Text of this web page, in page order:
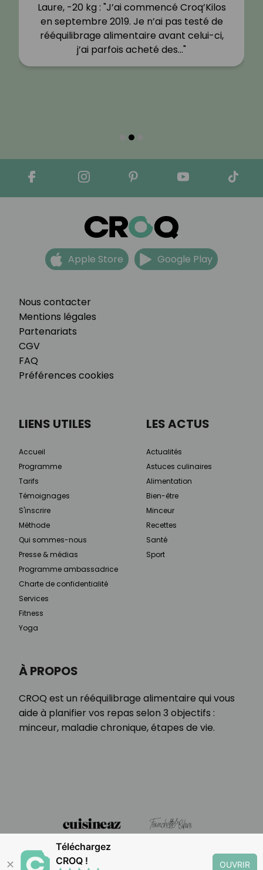
Laure, -20 kg : "J’ai commencé Croq’Kilos
en septembre 2019. Je n’ai pas testé de
rééquilibrage alimentaire avant celui-ci,
j’ai parfois acheté des…"
Nous contacter
Mentions légales
Partenariats
CGV
FAQ
Préférences cookies
Apple Store Google Play
À PROPOS
CROQ est un rééquilibrage alimentaire qui vous
aide à planifier vos repas selon 3 objectifs :
minceur, maladie chronique, étapes de vie.
LIENS UTILES
Accueil
Programme
Tarifs
Témoignages
S'inscrire
Méthode
Qui sommes-nous
Presse & médias
Programme ambassadrice
Charte de confidentialité
Services
Fitness
Yoga
LES ACTUS
Actualités
Astuces culinaires
Alimentation
Bien-être
Minceur
Recettes
Santé
Sport
✕
Téléchargez
CROQ !
OUVRIR